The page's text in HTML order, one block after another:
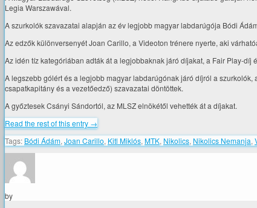
Legia Warszawával.
A szurkolók szavazatai alapján az év legjobb magyar labdarúgója Bódi
Az edzők különversenyét Joan Carillo, a Videoton trénere nyerte, aki
Az idén tíz kategóriában adták át a legjobbaknak járó díjakat, a Fair Play-
A legszebb gólért és a legjobb magyar labdarúgónak járó díjról a
csapatkapitány és a vezetőedző) szavazatai döntöttek.
A győztesek Csányi Sándortól, az MLSZ elnökétől vehették át a díjakat.
Read the rest of this entry →
Tags: Bódi Ádám, Joan Carillo, Kitl Miklós, MTK, Nikolics, Nikolics Nemanja,
by